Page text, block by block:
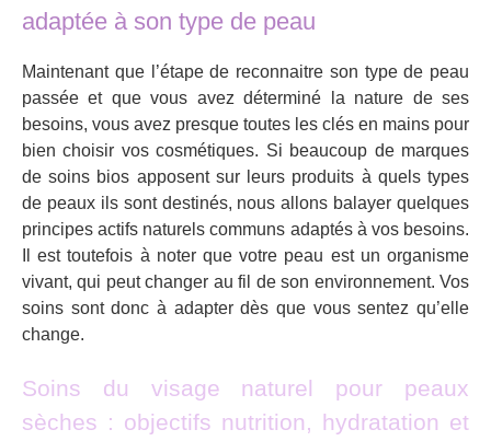
adaptée à son type de peau
Maintenant que l’étape de reconnaitre son type de peau
passée et que vous avez déterminé la nature de ses
besoins, vous avez presque toutes les clés en mains pour
bien choisir vos cosmétiques. Si beaucoup de marques
de soins bios apposent sur leurs produits à quels types
de peaux ils sont destinés, nous allons balayer quelques
principes actifs naturels communs adaptés à vos besoins.
Il est toutefois à noter que votre peau est un organisme
vivant, qui peut changer au fil de son environnement. Vos
soins sont donc à adapter dès que vous sentez qu’elle
change.
Soins du visage naturel pour peaux
sèches : objectifs nutrition, hydratation et